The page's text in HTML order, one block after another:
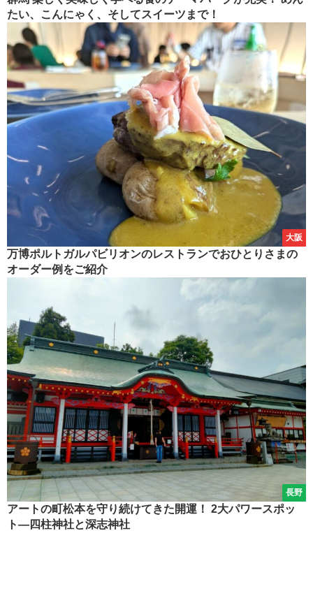
たい、こんにゃく、そしてスイーツまで！
大阪
万博ポルトガルパビリオンのレストランでおひとりさまの
オーダー例をご紹介
長野
アートの町松本を守り続けてきた開運！ 2大パワースポッ
ト―四柱神社と深志神社